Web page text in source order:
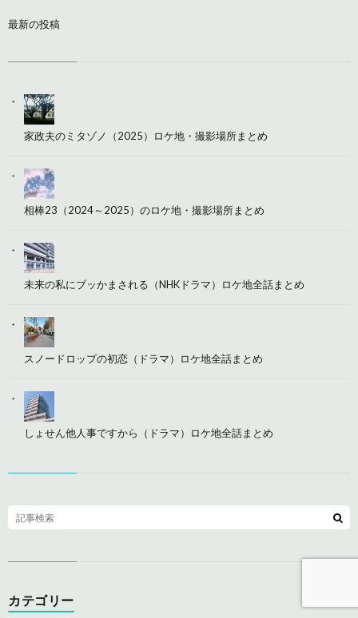
最新の投稿
家政夫のミタゾノ（2025）ロケ地・撮影場所まとめ
相棒23（2024～2025）のロケ地・撮影場所まとめ
未来の私にブッかまされる（NHKドラマ）ロケ地全話まとめ
スノードロップの初恋（ドラマ）ロケ地全話まとめ
しょせん他人事ですから（ドラマ）ロケ地全話まとめ
カテゴリー